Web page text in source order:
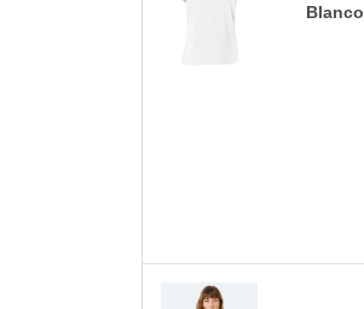
Blanco